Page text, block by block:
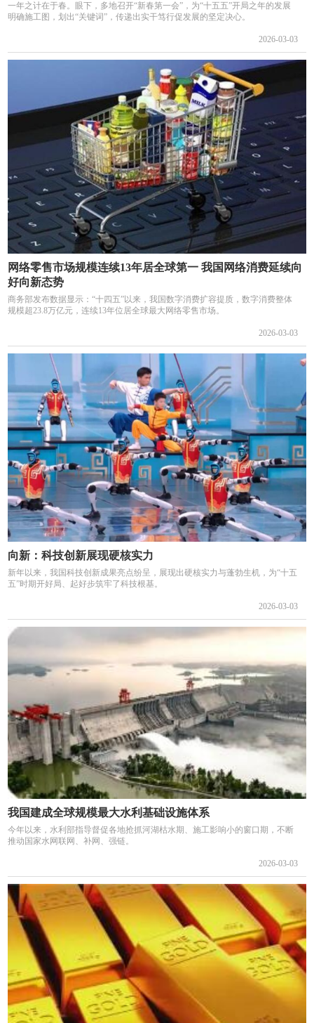
一年之计在于春。眼下，多地召开“新春第一会”，为“十五五”开局之年的发展
明确施工图，划出“关键词”，传递出实干笃行促发展的坚定决心。
2026-03-03
网络零售市场规模连续13年居全球第一 我国网络消费延续向
好向新态势
商务部发布数据显示：“十四五”以来，我国数字消费扩容提质，数字消费整体
规模超23.8万亿元，连续13年位居全球最大网络零售市场。
2026-03-03
向新：科技创新展现硬核实力
新年以来，我国科技创新成果亮点纷呈，展现出硬核实力与蓬勃生机，为“十五
五”时期开好局、起好步筑牢了科技根基。
2026-03-03
我国建成全球规模最大水利基础设施体系
今年以来，水利部指导督促各地抢抓河湖枯水期、施工影响小的窗口期，不断
推动国家水网联网、补网、强链。
2026-03-03